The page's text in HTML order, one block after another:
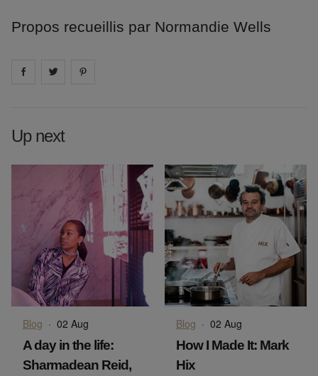
Propos recueillis par Normandie Wells
Share on facebook
Share on
Up next
Blog · 02 Aug
A day in the life:
Sharmadean Reid,
Blog · 02 Aug
How I Made It: Mark
Hix